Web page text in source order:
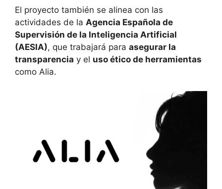
El proyecto también se alinea con las
actividades de la Agencia Española de
Supervisión de la Inteligencia Artificial
(AESIA), que trabajará para asegurar la
transparencia y el uso ético de herramientas
como Alia.